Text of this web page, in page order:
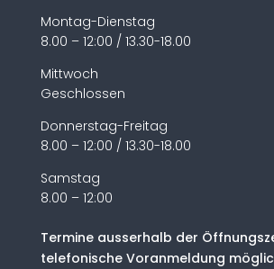
Montag-Dienstag
8.00 – 12:00 / 13.30-18.00
Mittwoch
Geschlossen
Donnerstag-Freitag
8.00 – 12:00 / 13.30-18.00
Samstag
8.00 – 12:00
Termine ausserhalb der
telefonische Voranmeldung